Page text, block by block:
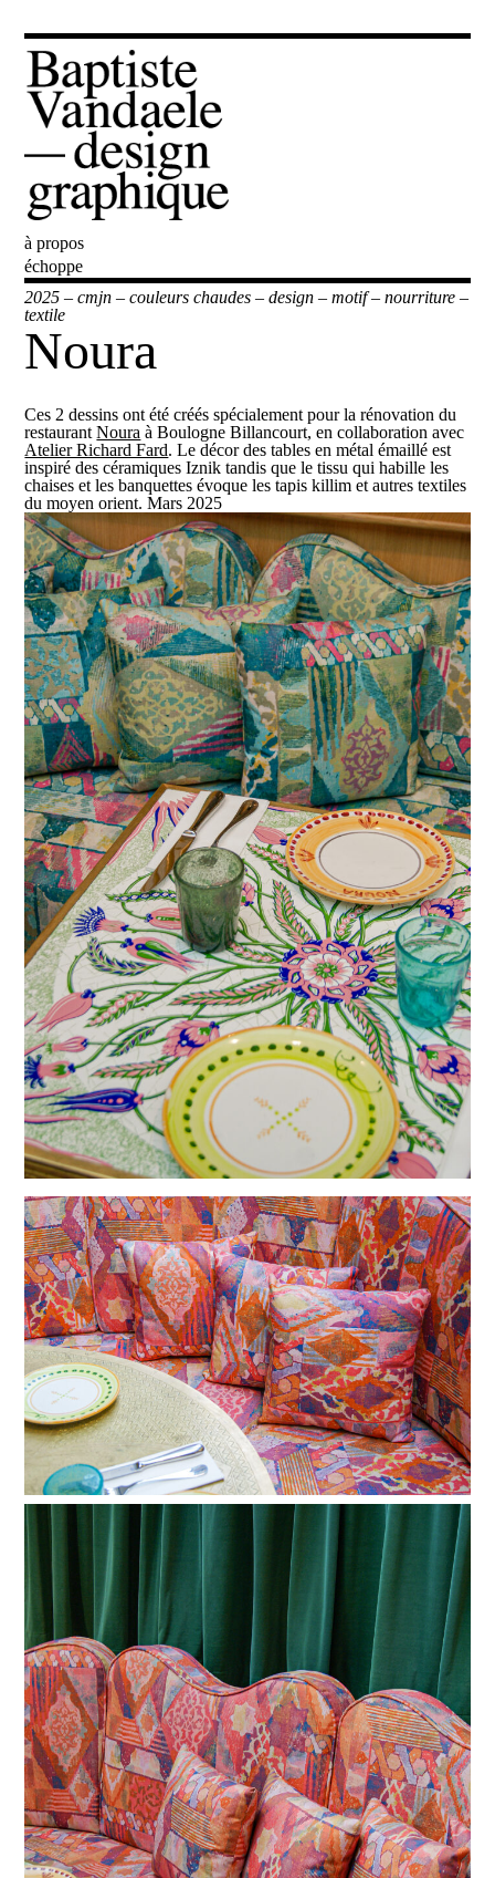
Baptiste Vandaele
à propos
échoppe
2025 –cmjn –couleurs chaudes –design –motif–nourriture –
textile
Noura
Ces 2 dessins ont été créés spécialement pour la rénovation du
restaurantNoura à Boulogne Billancourt, en collaboration avec
Atelier Richard Fard. Le décor des tables en métal émaillé est
inspiré des céramiques Iznik tandis que le tissu qui habille les
chaises et les banquettes évoque les tapis killim et autres textiles
du moyen orient. Mars 2025